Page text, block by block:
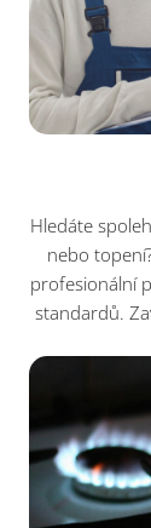
Hledáte
nebo
profesionální
standardů.